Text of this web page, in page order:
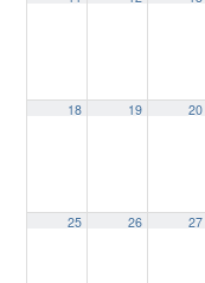
18 19 20
25 26 27